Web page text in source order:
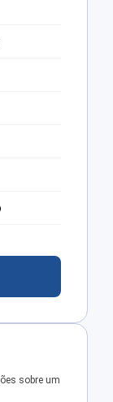
sobre um